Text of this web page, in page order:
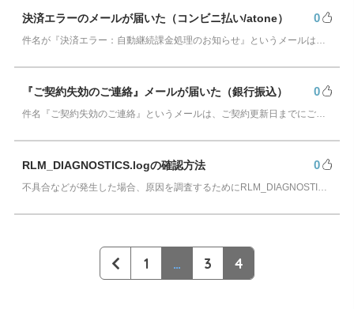
Cubism Editorが快適に動作するPCスペックの指標が知りたい
AIが使われたコンテンツでCubism EditorやCubism SDK、サン
RLM_DIAGNOSTICS.logの確認方法
決済エラーのメールが届いた（クレジットカード）
アカデミック版ライセンスとは？（学割制度）
決済エラーのメールが届いた（コンビニ払い/atone） 0
件名が『決済エラー：自動継続課金処理のお知らせ』というメールは、何らかの理由によりお客様のご登録の支払い方法で、決済を行うことができなかったことをお伝えする通知…
『ご契約失効のご連絡』メールが届いた（銀行振込） 0
件名『ご契約失効のご連絡』というメールは、ご契約更新日までにご入金がないため、お客様のご契約の終了をお伝えするメールです。更新を希望される場合は、未入金の状態と…
RLM_DIAGNOSTICS.logの確認方法 0
不具合などが発生した場合、原因を調査するためにRLM_DIAGNOSTICS.logの提出を求める場合があります。 ファイルの確認方法は以下の通りです。 Win…
1 … 3 4